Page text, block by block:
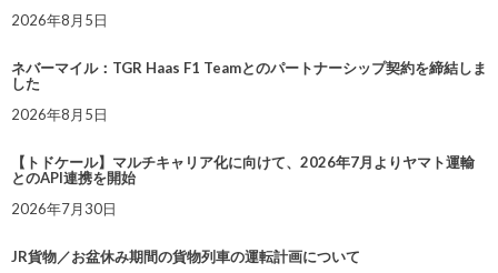
2026年8月5日
ネバーマイル：TGR Haas F1 Teamとのパートナーシップ契約を締結しま
した
2026年8月5日
【トドケール】マルチキャリア化に向けて、2026年7月よりヤマト運輸
とのAPI連携を開始
2026年7月30日
JR貨物／お盆休み期間の貨物列車の運転計画について